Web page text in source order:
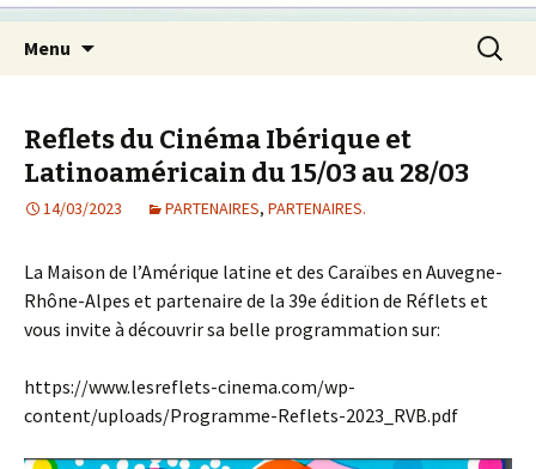
Menu
principal
Reflets du Cinéma Ibérique et
Latinoaméricain du 15/03 au 28/03
14/03/2023 PARTENAIRES, PARTENAIRES.
La Maison de l’Amérique latine et des Caraïbes en Auvegne-
Rhône-Alpes et partenaire de la 39e édition de Réflets et
vous invite à découvrir sa belle programmation sur:
https://www.lesreflets-cinema.com/wp-
content/uploads/Programme-Reflets-2023_RVB.pdf